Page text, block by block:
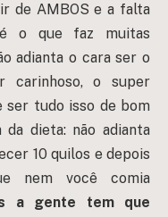
de AMBOS e a falta
o que faz muitas
adianta o cara ser o
carinhoso, o super
ser tudo isso de bom
dieta: não adianta
10 quilos e depois
nem você comia
a gente tem que